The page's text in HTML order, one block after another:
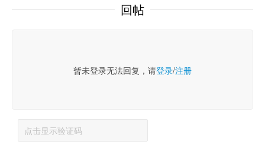
回帖
暂未登录无法回复，请登录/注册